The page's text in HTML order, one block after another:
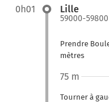
0h01 Lille
59000-59800
Prendre
mètres
Tourner à
75 m